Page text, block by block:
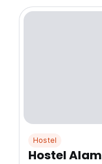
Hostel
Hostel